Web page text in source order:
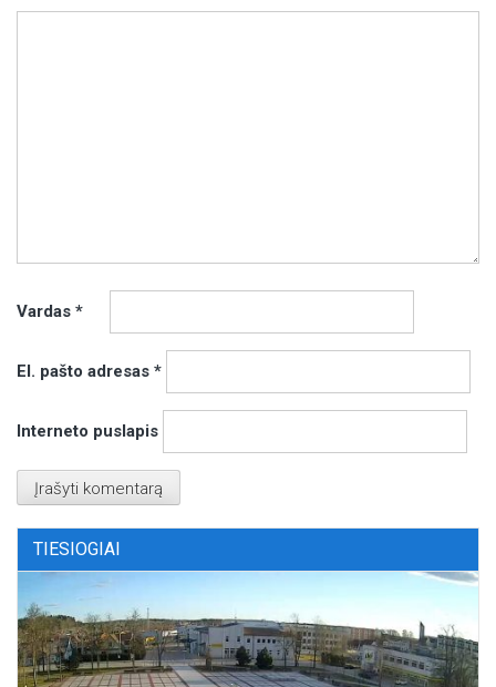
Vardas *
El. pašto adresas *
Interneto puslapis
TIESIOGIAI